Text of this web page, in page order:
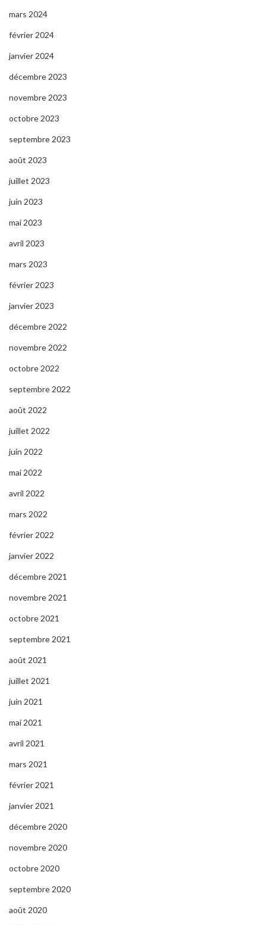
mars 2024
février 2024
janvier 2024
décembre 2023
novembre 2023
octobre 2023
septembre 2023
août 2023
juillet 2023
juin 2023
mai 2023
avril 2023
mars 2023
février 2023
janvier 2023
décembre 2022
novembre 2022
octobre 2022
septembre 2022
août 2022
juillet 2022
juin 2022
mai 2022
avril 2022
mars 2022
février 2022
janvier 2022
décembre 2021
novembre 2021
octobre 2021
septembre 2021
août 2021
juillet 2021
juin 2021
mai 2021
avril 2021
mars 2021
février 2021
janvier 2021
décembre 2020
novembre 2020
octobre 2020
septembre 2020
août 2020